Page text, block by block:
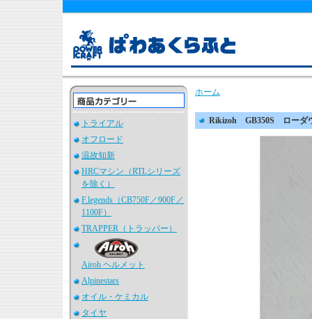
トライアル
オフロード
温故知新
HRCマシン（RTLシリーズ
を除く）
F.legends（CB750F／900F／
1100F）
TRAPPER（トラッパー）
Airoh ヘルメット
Alpinestars
オイル・ケミカル
タイヤ
ホーム
Rikizoh GB350S ロー